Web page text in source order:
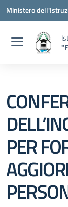
Vai ai contenuti
Vai al menu di
Vai al footer
Ministero
PER